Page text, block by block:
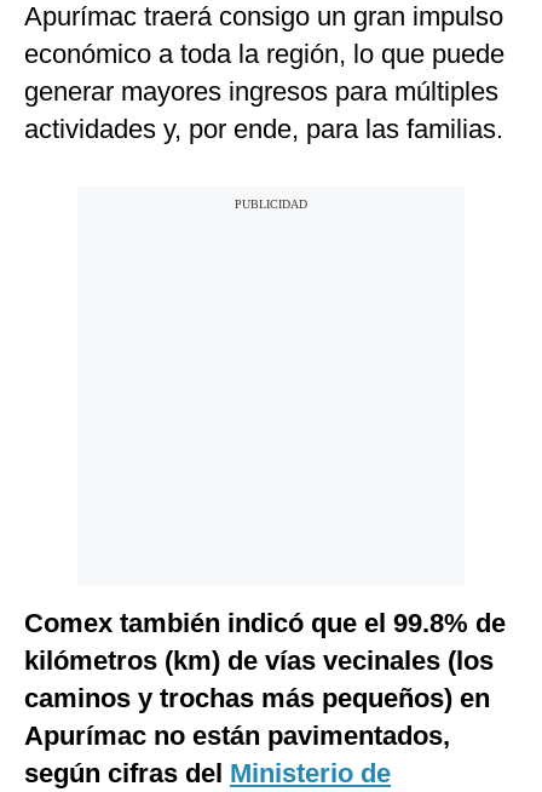
Apurímac traerá consigo un gran impulso
económico a toda la región, lo que puede
generar mayores ingresos para múltiples
actividades y, por ende, para las familias.
Comex también indicó que el 99.8% de
kilómetros (km) de vías vecinales (los
caminos y trochas más pequeños) en
Apurímac no están pavimentados,
según cifras del Ministerio de